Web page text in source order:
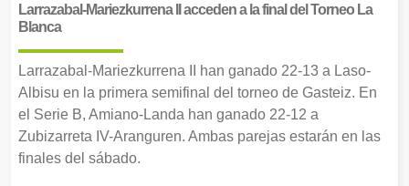
Larrazabal-Mariezkurrena II acceden a la final del Torneo La
Blanca
Larrazabal-Mariezkurrena II han ganado 22-13 a Laso-
Albisu en la primera semifinal del torneo de Gasteiz. En
el Serie B, Amiano-Landa han ganado 22-12 a
Zubizarreta IV-Aranguren. Ambas parejas estarán en las
finales del sábado.